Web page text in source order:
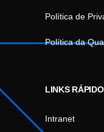
Política de
Política da
LINKS
Intranet